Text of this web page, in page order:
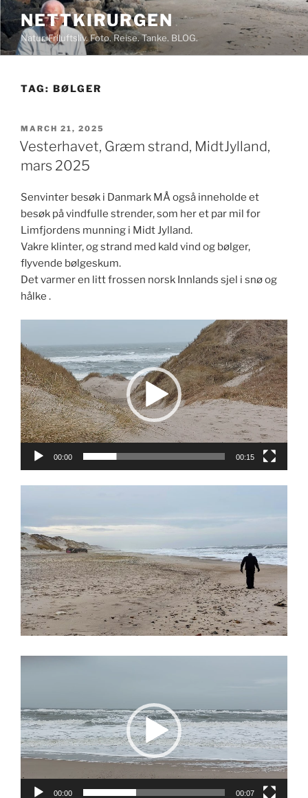
Skip
to
content
NETTKIRURGEN
Natur. Friluftsliv. Foto. Reise. Tanke. BLOG.
TAG: BØLGER
POSTED
ON
MARCH 21, 2025
Vesterhavet, Græm strand, MidtJylland,
mars 2025
Senvinter besøk i Danmark MÅ også inneholde et
besøk på vindfulle strender, som her et par mil for
Limfjordens munning i Midt Jylland.
Vakre klinter, og strand med kald vind og bølger,
flyvende bølgeskum.
Det varmer en litt frossen norsk Innlands sjel i snø og
hålke .
Player
00:00 00:15
00:00 00:07